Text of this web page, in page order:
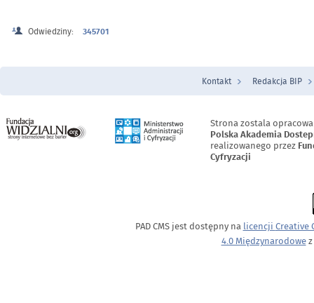
Odwiedziny: 345701
Menu Stopka
Kontakt Redakcja BIP
Strona zostala
Polska Akademia
realizowanego przez
Cyfryzacji
PAD CMS jest dostępny na licencji Creative
4.0 Międzynarodowez